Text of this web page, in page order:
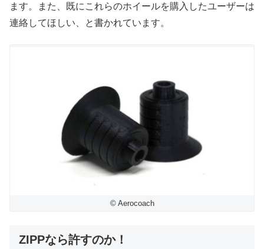
ます。また、既にこれらのホイールを購入したユーザーは
連絡してほしい、と書かれています。
© Aerocoach
ZIPPなら許すのか！